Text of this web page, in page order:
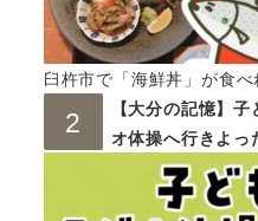
臼杵市で「海鮮丼」が食
【大分の記憶】
オ体操へ行きよっ